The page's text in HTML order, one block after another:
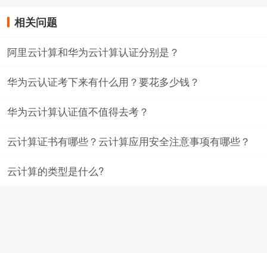
相关问题
阿里云计算和华为云计算认证分别是？
华为云认证考下来有什么用？要花多少钱？
华为云计算认证值不值得去考？
云计算证书有哪些？云计算应用安全注意事项有哪些？
云计算的类型是什么?